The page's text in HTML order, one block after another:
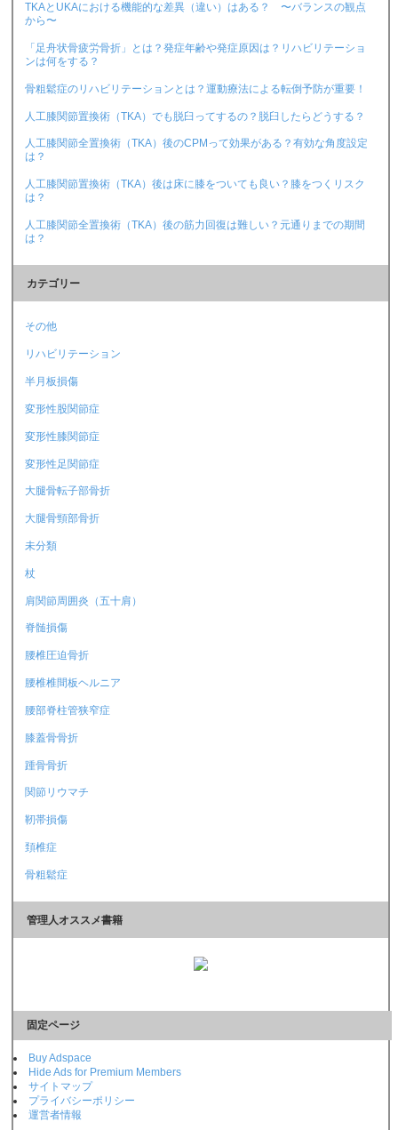
TKAとUKAにおける機能的な差異（違い）はある？ 〜バランスの観点
から〜
「足舟状骨疲労骨折」とは？発症年齢や発症原因は？リハビリテーショ
ンは何をする？
骨粗鬆症のリハビリテーションとは？運動療法による転倒予防が重要！
人工膝関節置換術（TKA）でも脱臼ってするの？脱臼したらどうする？
人工膝関節全置換術（TKA）後のCPMって効果がある？有効な角度設定
は？
人工膝関節置換術（TKA）後は床に膝をついても良い？膝をつくリスク
は？
人工膝関節全置換術（TKA）後の筋力回復は難しい？元通りまでの期間
は？
カテゴリー
その他
リハビリテーション
半月板損傷
変形性股関節症
変形性膝関節症
変形性足関節症
大腿骨転子部骨折
大腿骨頸部骨折
未分類
杖
肩関節周囲炎（五十肩）
脊髄損傷
腰椎圧迫骨折
腰椎椎間板ヘルニア
腰部脊柱管狭窄症
膝蓋骨骨折
踵骨骨折
関節リウマチ
靭帯損傷
頚椎症
骨粗鬆症
管理人オススメ書籍
固定ページ
Buy Adspace
Hide Ads for Premium Members
サイトマップ
プライバシーポリシー
運営者情報